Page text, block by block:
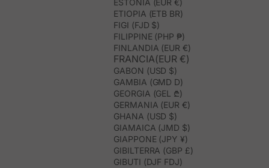
ESTONIA (EUR €)
ETIOPIA (ETB BR)
FIGI (FJD $)
FILIPPINE (PHP ₱)
FINLANDIA (EUR €)
FRANCIA(EUR €)
GABON (USD $)
GAMBIA (GMD D)
GEORGIA (GEL ₾)
GERMANIA (EUR €)
GHANA (USD $)
GIAMAICA (JMD $)
GIAPPONE (JPY ¥)
GIBILTERRA (GBP £)
GIBUTI (DJF FDJ)